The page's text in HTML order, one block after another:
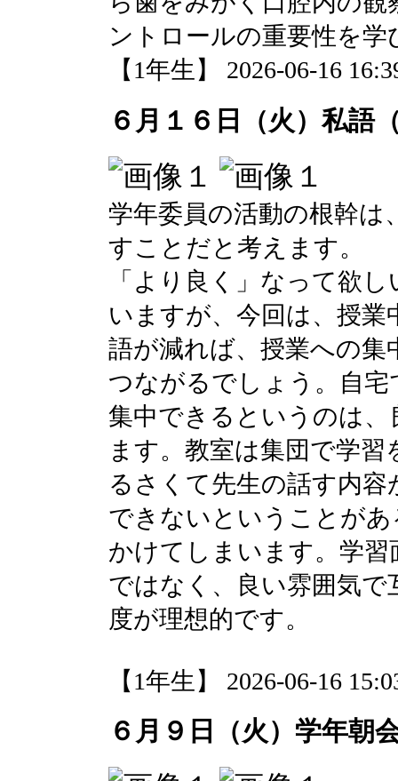
ントロールの重要性を学
【1年生】 2026-06-16
６月１６日（火）私語
学年委員の活動の根幹は
すことだと考えます。
「より良く」なって欲
いますが、今回は、授
語が減れば、授業への集
つながるでしょう。自
集中できるというのは
ます。教室は集団で学
るさくて先生の話す内
できないということが
かけてしまいます。学
ではなく、良い雰囲気
度が理想的です。
【1年生】 2026-06-16
６月９日（火）学年朝